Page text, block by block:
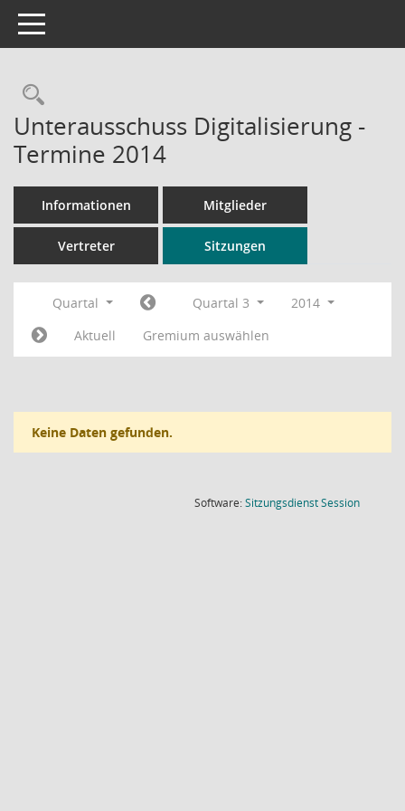
Toggle navigation
Rechercheauswahl
Unterausschuss Digitalisierung -
Termine 2014
Informationen Mitglieder
Vertreter Sitzungen
Quartal Quartal 3
2014
Aktuell
Gremium auswählen
Keine Daten gefunden.
Software:SitzungsdienstSession(Wird in